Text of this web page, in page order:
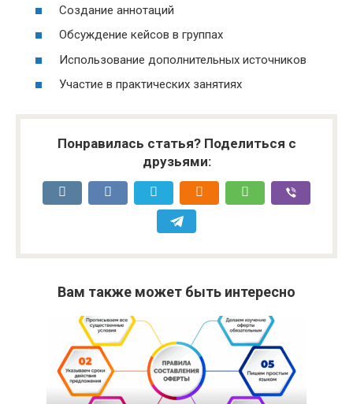
Создание аннотаций
Обсуждение кейсов в группах
Использование дополнительных источников
Участие в практических занятиях
Понравилась статья? Поделиться с
друзьями:
Вам также может быть интересно